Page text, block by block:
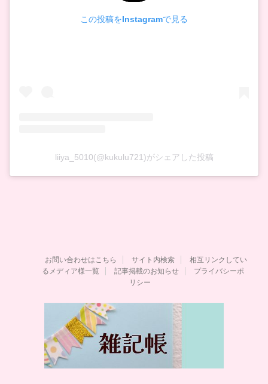
この投稿をInstagramで見る
liiya_5010(@kukulu721)がシェアした投稿
お問い合わせはこちら サイト内検索
相互リンクしてい
るメディア様一覧
記事掲載のお知らせ
プライバシーポ
リシー